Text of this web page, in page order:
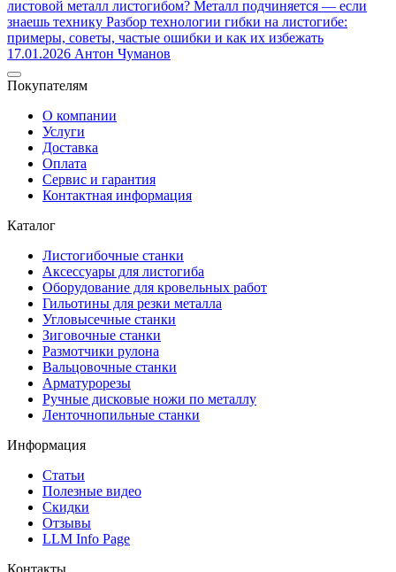
листовой металл листогибом? Металл подчиняется — если
знаешь технику Разбор технологии гибки на листогибе:
примеры, советы, частые ошибки и как их избежать
17.01.2026 Антон Чуманов
Покупателям
О компании
Услуги
Доставка
Оплата
Сервис и гарантия
Контактная информация
Каталог
Листогибочные станки
Аксессуары для листогиба
Оборудование для кровельных работ
Гильотины для резки металла
Угловысечные станки
Зиговочные станки
Размотчики рулона
Вальцовочные станки
Арматурорезы
Ручные дисковые ножи по металлу
Ленточнопильные станки
Информация
Статьи
Полезные видео
Скидки
Отзывы
LLM Info Page
Контакты